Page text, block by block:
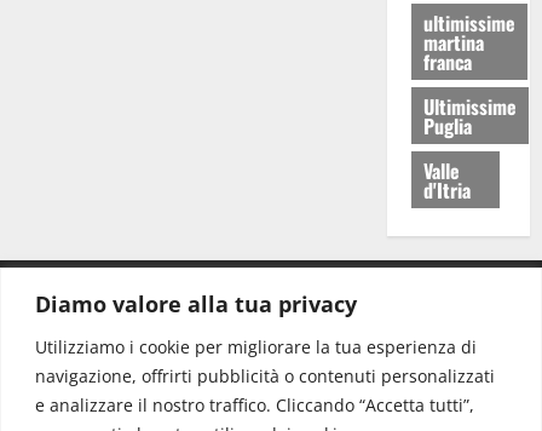
Diamo valore alla tua privacy
Utilizziamo i cookie per migliorare la tua esperienza di
navigazione, offrirti pubblicità o contenuti personalizzati
e analizzare il nostro traffico. Cliccando “Accetta tutti”,
ultimissime
martina
franca
Ultimissime
Puglia
Valle
d'Itria
Redazione: redazione@www.martinasera.it
Direttore:direttore@www.martinasera.it